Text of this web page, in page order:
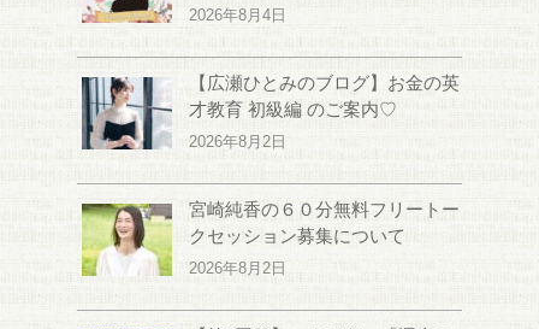
2026年8月4日
【広瀬ひとみのブログ】お金の英
才教育 初級編 のご案内♡
2026年8月2日
宮崎純香の６０分無料フリートー
クセッション募集について
2026年8月2日